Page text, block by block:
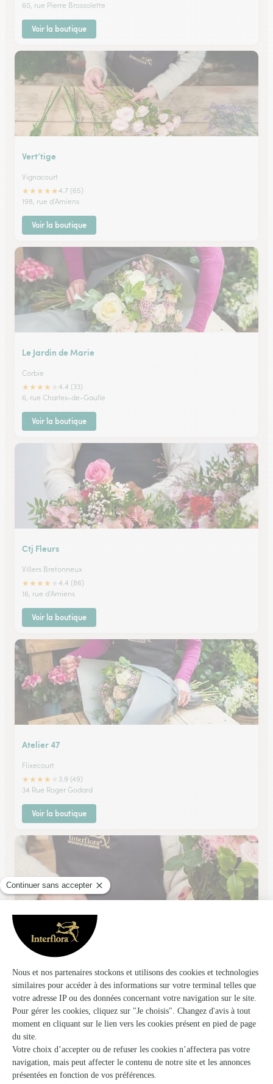
60, rue Pierre Brossolette
Voir la boutique
Vert’tige
Vignacourt
★★★★★4.7 (65)
198, rue d'Amiens
Voir la boutique
Le Jardin de Marie
Corbie
★★★★
4.4 (33)
6, rue Charles-de-Gaulle
Voir la boutique
Ctj Fleurs
Villers Bretonneux
★★★★
4.4 (86)
16, rue d'Amiens
Voir la boutique
Atelier 47
Flixecourt
★★★★
3.9 (49)
34 Rue Roger Godard
Voir la boutique
L’amaryllis
★★★★★4.8 (56)
28, rue Saint Martin
Voir la boutique